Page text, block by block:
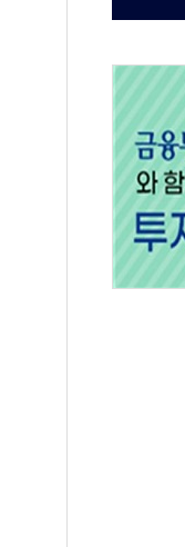
여분만에 진화...외국인